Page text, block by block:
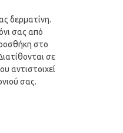
δερματίνη.
σας από
στο
σε
αντιστοιχεί
σας.